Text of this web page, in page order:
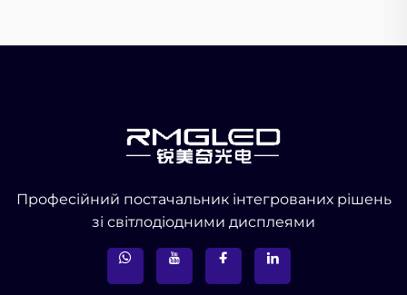
Професійний постачальник інтегрованих рішень
зі світлодіодними дисплеями